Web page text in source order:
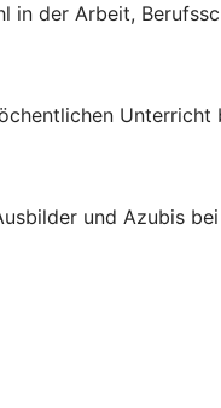
der Arbeit,
Unterricht
und Azubis